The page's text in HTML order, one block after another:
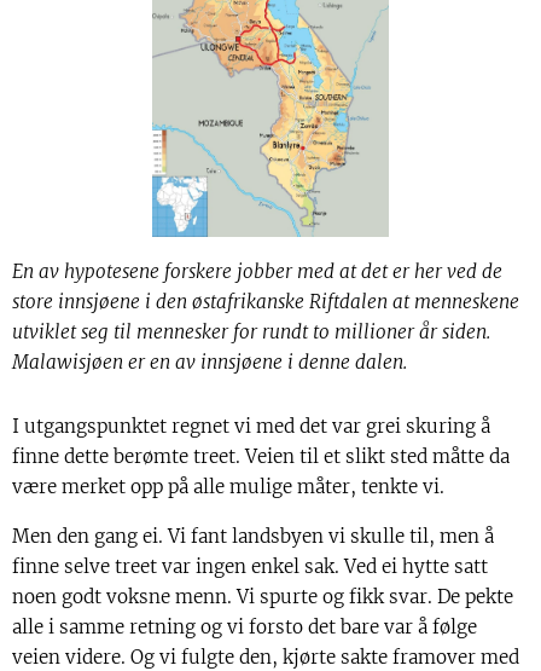
En av hypotesene forskere jobber med at det er her ved de
store innsjøene i den østafrikanske Riftdalen at menneskene
utviklet seg til mennesker for rundt to millioner år siden.
Malawisjøen er en av innsjøene i denne dalen.
I utgangspunktet regnet vi med det var grei skuring å
finne dette berømte treet. Veien til et slikt sted måtte da
være merket opp på alle mulige måter, tenkte vi.
Men den gang ei. Vi fant landsbyen vi skulle til, men å
finne selve treet var ingen enkel sak. Ved ei hytte satt
noen godt voksne menn. Vi spurte og fikk svar. De pekte
alle i samme retning og vi forsto det bare var å følge
veien videre. Og vi fulgte den, kjørte sakte framover med